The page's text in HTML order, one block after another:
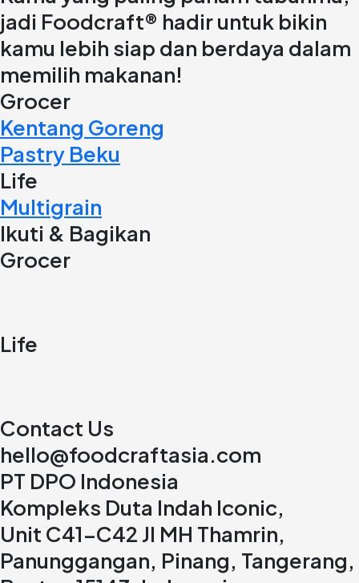
jadi Foodcraft® hadir untuk bikin
kamu lebih siap dan berdaya dalam
memilih makanan!
Grocer
Kentang Goreng
Pastry Beku
Life
Multigrain
Ikuti & Bagikan
Grocer
Life
Contact Us
hello@foodcraftasia.com
PT DPO Indonesia
Kompleks Duta Indah Iconic,
Unit C41-C42 Jl MH Thamrin,
Panunggangan, Pinang, Tangerang,